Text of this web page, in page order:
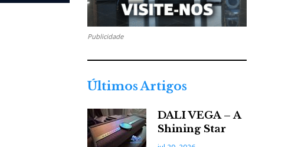
Publicidade
Últimos Artigos
DALI VEGA – A
Shining Star